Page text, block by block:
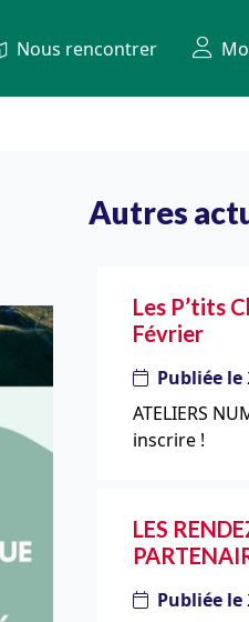
Nous rencontrer
Autres
Les P’tits
Février
Publiée le
ATELIERS
inscrire !
LES
Publiée le